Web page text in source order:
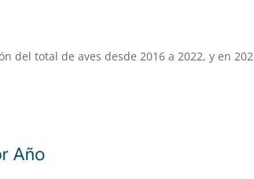
del total de aves desde 2016 a 2022, y en